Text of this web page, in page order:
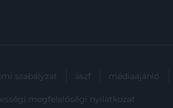
szabályzat ászf médiaajánló
megfelelőségi nyilatkozat